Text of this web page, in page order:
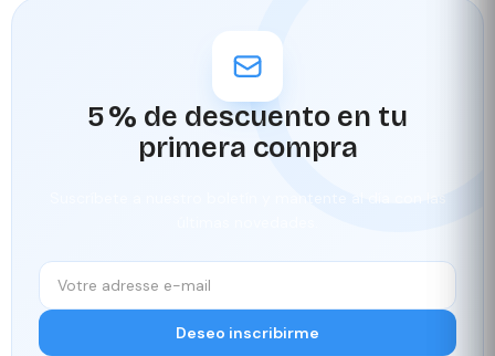
5 % de descuento en tu
primera compra
Deseo inscribirme